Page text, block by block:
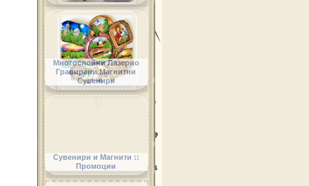
Многослойни Лазерно
Гравирани Магнитни
Сувенири
Сувенири и Магнити ::
Промоции